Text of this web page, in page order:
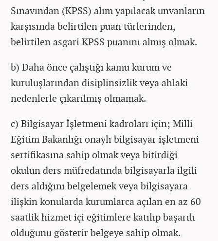
Sınavından (KPSS) alım yapılacak unvanların
karşısında belirtilen puan türlerinden,
belirtilen asgari KPSS puanını almış olmak.
b) Daha önce çalıştığı kamu kurum ve
kuruluşlarından disiplinsizlik veya ahlaki
nedenlerle çıkarılmış olmamak.
c) Bilgisayar İşletmeni kadroları için; Milli
Eğitim Bakanlığı onaylı bilgisayar işletmeni
sertifikasına sahip olmak veya bitirdiği
okulun ders müfredatında bilgisayarla ilgili
ders aldığını belgelemek veya bilgisayara
ilişkin konularda kurumlarca açılan en az 60
saatlik hizmet içi eğitimlere katılıp başarılı
olduğunu gösterir belgeye sahip olmak.